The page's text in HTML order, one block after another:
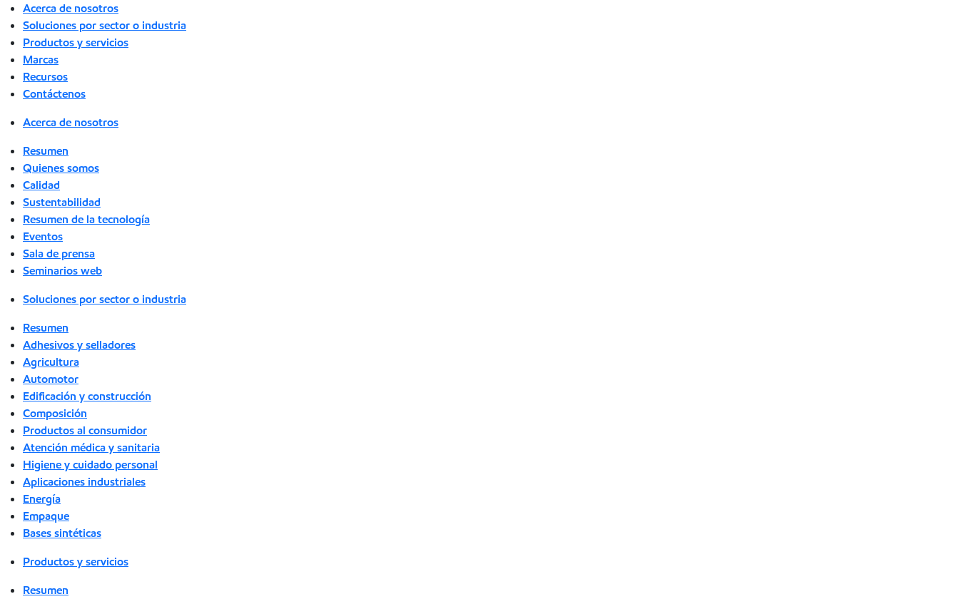
Acerca de nosotros
Soluciones por sector o industria
Productos y servicios
Marcas
Recursos
Contáctenos
Acerca de nosotros
Resumen
Quienes somos
Calidad
Sustentabilidad
Resumen de la tecnología
Eventos
Sala de prensa
Seminarios web
Soluciones por sector o industria
Resumen
Adhesivos y selladores
Agricultura
Automotor
Edificación y construcción
Composición
Productos al consumidor
Atención médica y sanitaria
Higiene y cuidado personal
Aplicaciones industriales
Energía
Empaque
Bases sintéticas
Productos y servicios
Resumen